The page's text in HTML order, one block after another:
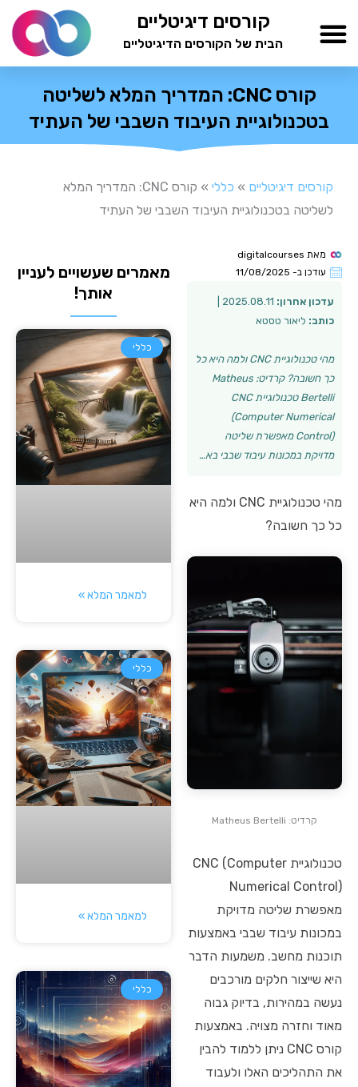
לתוכן
קורסים דיגיטליים
הבית של הקורסים הדיגיטליים
קורס CNC: המדריך המלא לשליטה
בטכנולוגיית העיבוד השבבי של העתיד
קורסים דיגיטליים » כללי »
קורס CNC: המדריך המלא
לשליטה בטכנולוגיית העיבוד השבבי של העתיד
מאת
עודכן ב- 11/08/2025
עדכון אחרון:
כותב: ליאור טסטא
מהי טכנולוגיית CNC ולמה היא כל
כך חשובה? קרדיט: Matheus
Bertelli טכנולוגיית CNC
(Computer Numerical
Control) מאפשרת שליטה
מדויקת במכונות עיבוד שבבי בא…
מהי טכנולוגיית CNC ולמה היא
כל כך חשובה?
קרדיט: Matheus Bertelli
טכנולוגיית CNC (Computer
Numerical Control)
מאפשרת שליטה מדויקת
במכונות עיבוד שבבי באמצעות
תוכנות מחשב. משמעות הדבר
היא שייצור חלקים מורכבים
נעשה במהירות, בדיוק גבוה
מאוד וחזרה מצויה. באמצעות
קורס CNC ניתן ללמוד להבין
את התהליכים האלו ולעבוד
מאמרים שעשויים לעניין
אותך!
כללי
למאמר המלא »
כללי
למאמר המלא »
כללי